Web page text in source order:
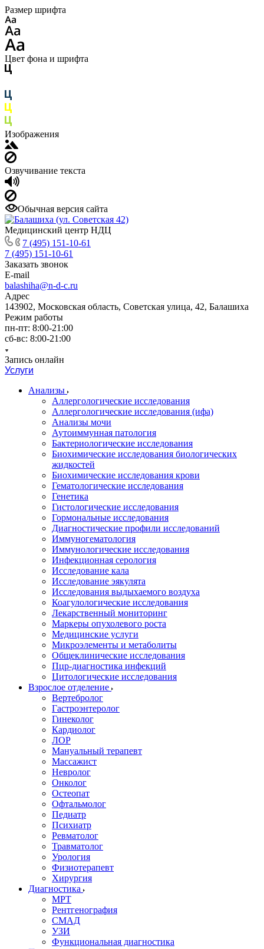
Размер шрифта
Цвет фона и шрифта
Изображения
Озвучивание текста
Обычная версия сайта
Медицинский центр НДЦ
7 (495) 151-10-61
7 (495) 151-10-61
Заказать звонок
E-mail
balashiha@n-d-c.ru
Адрес
143902, Московская область, Советская улица, 42, Балашиха
Режим работы
пн-пт: 8:00-21:00
сб-вс: 8:00-21:00
Запись онлайн
Услуги
Анализы
Аллергологические исследования
Аллергологические исследования (ифа)
Анализы мочи
Аутоиммунная патология
Бактериологические исследования
Биохимические исследования биологических
жидкостей
Биохимические исследования крови
Гематологические исследования
Генетика
Гистологические исследования
Гормональные исследования
Диагностические профили исследований
Иммуногематология
Иммунологические исследования
Инфекционная серология
Исследование кала
Исследование эякулята
Исследования выдыхаемого воздуха
Коагулологические исследования
Лекарственный мониторинг
Маркеры опухолевого роста
Медицинские услуги
Микроэлементы и метаболиты
Общеклинические исследования
Пцр-диагностика инфекций
Цитологические исследования
Взрослое отделение
Вертебролог
Гастроэнтеролог
Гинеколог
Кардиолог
ЛОР
Мануальный терапевт
Массажист
Невролог
Онколог
Остеопат
Офтальмолог
Педиатр
Психиатр
Ревматолог
Травматолог
Урология
Физиотерапевт
Хирургия
Диагностика
МРТ
Рентгенография
СМАД
УЗИ
Функциональная диагностика